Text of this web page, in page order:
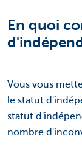
En quoi
Vous vous
le statut
statut
nombre